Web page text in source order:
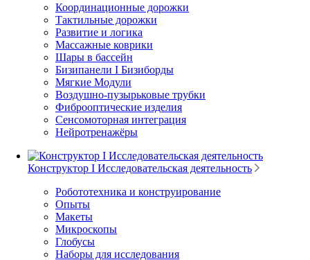
Координационные дорожки
Тактильные дорожки
Развитие и логика
Массажные коврики
Шары в бассейн
Бизипанели I Бизиборды
Мягкие Модули
Воздушно-пузырьковые трубки
Фиброоптические изделия
Сенсомоторная интеграция
Нейротренажёры
Конструктор I Исследовательская деятельность
Робототехника и конструирование
Опыты
Макеты
Микроскопы
Глобусы
Наборы для исследования